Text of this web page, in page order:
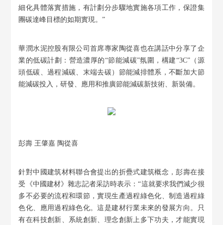
細化具體落實措施，有計劃分步驟地實施各項工作，保證集
團碳達峰目標的如期實現。”
華潤水泥控股有限公司首席專家陶從喜也在講話中分享了企
業的低碳計劃：營造濃厚的“節能減碳”氛圍，構建“3C”（源
頭低碳、過程減碳、末端去碳）節能減排體系，不斷加大節
能減碳投入，研發、應用和推廣節能減碳新技術、新裝備。
彭壽 王肇嘉 陶從喜
針對中國建筑材料聯合會提出的折疊式建筑概念，彭壽在接
受《中國建材》雜志記者采訪時表示：“這就要求我們減少很
多不必要的流程和環節，實現生產過程綠色化、制造過程綠
色化、應用過程綠色化。這是建材行業未來的發展方向。只
有在科技創新、系統創新、理念創新上多下功夫，才能實現